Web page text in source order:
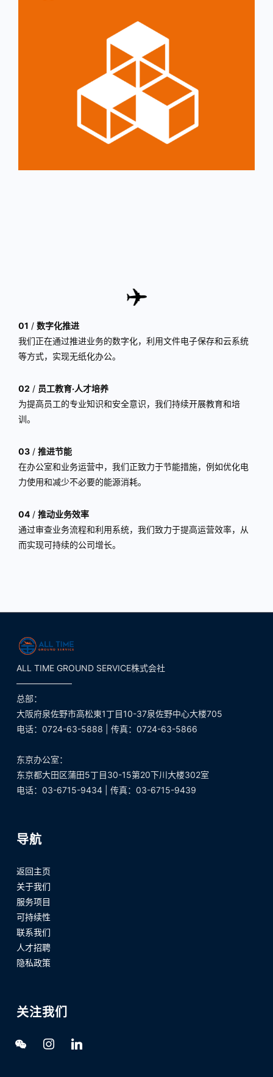
01 / 数字化推进
我们正在通过推进业务的数字化，利用文件电子保存和云系统
等方式，实现无纸化办公。
02 / 员工教育·人才培养
为提高员工的专业知识和安全意识，我们持续开展教育和培
训。
03 / 推进节能
在办公室和业务运营中，我们正致力于节能措施，例如优化电
力使用和减少不必要的能源消耗。
04 / 推动业务效率
通过审查业务流程和利用系统，我们致力于提高运营效率，从
而实现可持续的公司增长。
ALL TIME GROUND SERVICE株式会社
——————–
总部：
大阪府泉佐野市高松東1丁目10-37泉佐野中心大楼705
电话：0724-63-5888 | 传真：0724-63-5866
东京办公室：
东京都大田区蒲田5丁目30-15第20下川大楼302室
电话：03-6715-9434 | 传真：03-6715-9439
导航
返回主页
关于我们
服务项目
可持续性
联系我们
人才招聘
隐私政策
关注我们
微
Instagram
领